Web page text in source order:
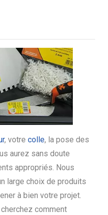
, votre colle, la pose des
aurez sans doute
appropriés. Nous
large choix de produits
à bien votre projet.
comment